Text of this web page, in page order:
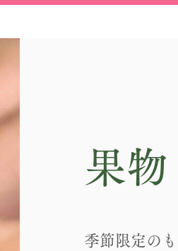
果物
季節限定の